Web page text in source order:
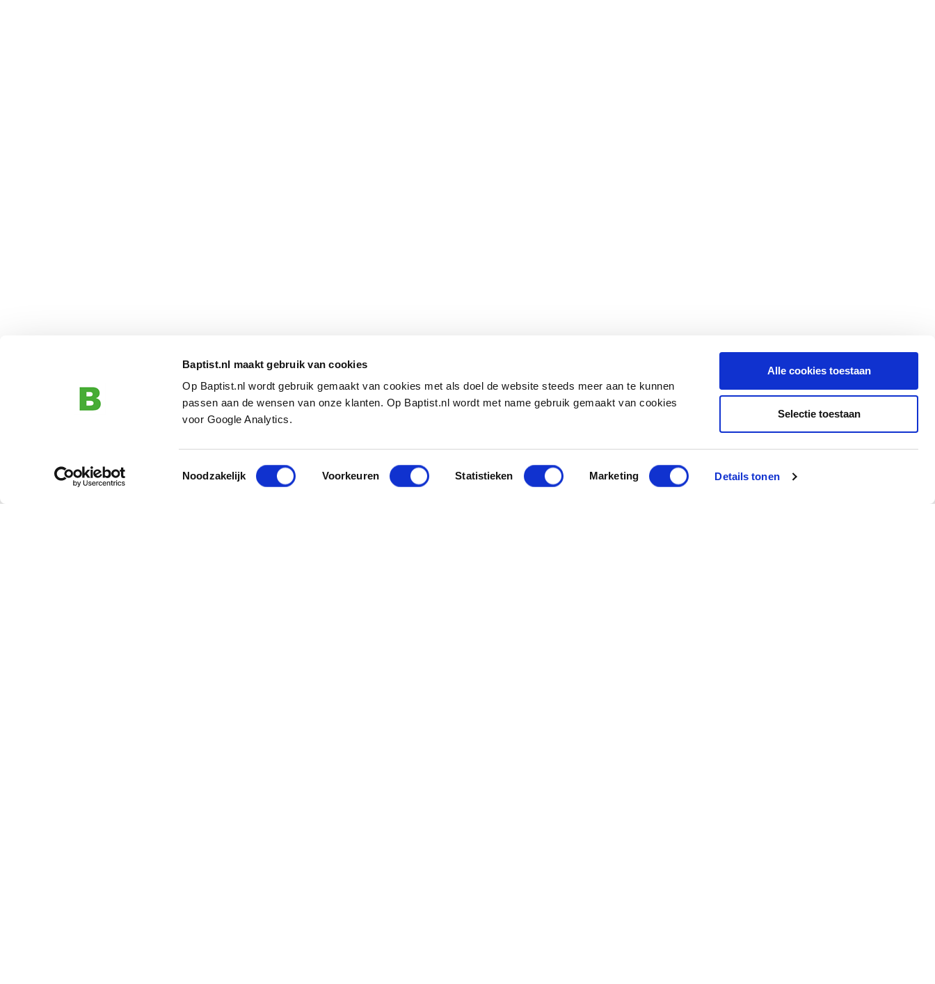
Baptist.nl maakt gebruik van cookies
Op Baptist.nl wordt gebruik gemaakt van cookies met als doel de website steeds meer aan te kunnen
passen aan de wensen van onze klanten. Op Baptist.nl wordt met name gebruik gemaakt van cookies
voor Google Analytics.
Toestemmingsselectie
Noodzakelijk
Voorkeuren Statistieken Marketing Details tonen
Alle cookies toestaan
Selectie toestaan